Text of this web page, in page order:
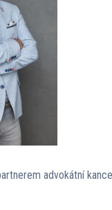
advokátní